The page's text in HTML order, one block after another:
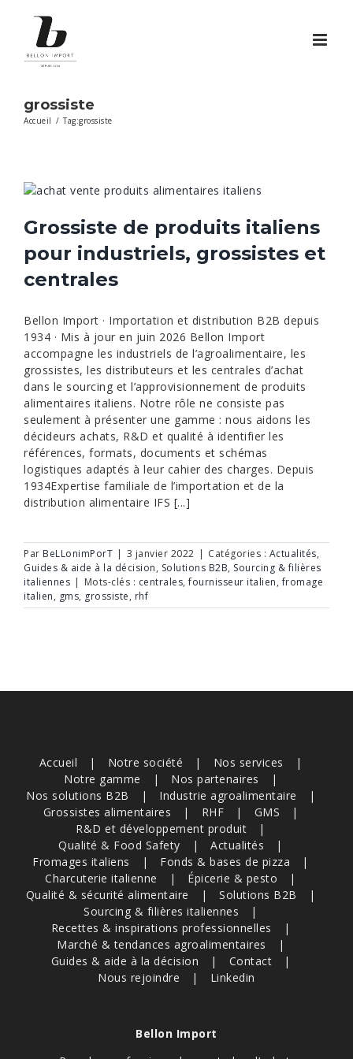
contenu
grossiste
Accueil / Tag:grossiste
Grossiste de produits italiens
pour industriels, grossistes et
centrales
Bellon Import · Importation et distribution B2B depuis
1934 · Mis à jour en juin 2026 Bellon Import
accompagne les industriels de l’agroalimentaire, les
grossistes, les distributeurs et les centrales d’achat
dans le sourcing et l’approvisionnement de produits
alimentaires italiens. Notre rôle ne consiste pas
seulement à présenter une gamme : nous aidons les
décideurs achats, R&D et qualité à identifier les
références, formats, documents et schémas
logistiques adaptés à leur cahier des charges. Depuis
1934Expertise familiale de l’importation et de la
distribution alimentaire IFS [...]
Par BeLLonimPorT | 3 janvier 2022 | Catégories : Actualités,
Guides & aide à la décision, Solutions B2B, Sourcing & filières
italiennes | Mots-clés : centrales,fournisseur italien,fromage
italien, gms, grossiste, rhf
Accueil Notre société
Nos services
Notre gamme
Nos partenaires
Nos solutions B2B
Industrie agroalimentaire
Grossistes alimentaires
RHF
GMS
R&D et développement produit
Qualité & Food Safety
Actualités
Fromages italiens
Fonds & bases de pizza
Charcuterie italienne
Épicerie & pesto
Qualité & sécurité alimentaire
Solutions B2B
Sourcing & filières italiennes
Recettes & inspirations professionnelles
Marché & tendances agroalimentaires
Guides & aide à la décision
Contact
Nous rejoindre
Linkedin
Bellon Import